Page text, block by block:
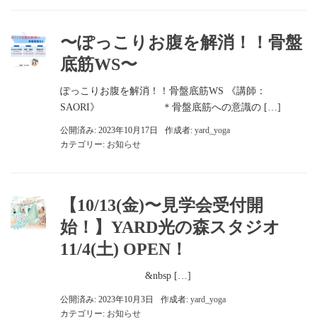
〜ぽっこりお腹を解消！！骨盤
底筋WS〜
ぽっこりお腹を解消！！骨盤底筋WS 《講師：
SAORI》 ＊骨盤底筋への意識の […]
公開済み: 2023年10月17日 作成者: yard_yoga
カテゴリー: お知らせ
【10/13(金)〜見学会受付開
始！】YARD光の森スタジオ
11/4(土) OPEN！
&nbsp […]
公開済み: 2023年10月3日 作成者: yard_yoga
カテゴリー: お知らせ